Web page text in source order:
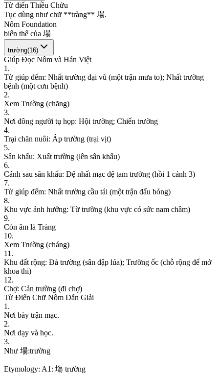
Từ điển Thiều Chửu
Tục dùng như chữ **tràng** 場.
Nôm Foundation
biến thể của 場
trường(16)
Giúp Đọc Nôm và Hán Việt
1 .
Từ giúp đếm: Nhất trường đại vũ (một trận mưa to); Nhất trường
bệnh (một cơn bệnh)
2.
Xem Trường (chăng)
3.
Nơi đông người tụ họp: Hội trường; Chiến trường
4.
Trại chăn nuôi: Áp trường (trại vịt)
5.
Sân khấu: Xuất trường (lên sân khấu)
6.
Cảnh sau sân khấu: Đệ nhất mạc đệ tam trường (hồi 1 cảnh 3)
7.
Từ giúp đếm: Nhất trường cầu tái (một trận đấu bóng)
8.
Khu vực ảnh hưởng: Từ trường (khu vực có sức nam châm)
9.
Còn âm là Tràng
10.
Xem Trường (cháng)
11 .
Khu đất rộng: Đả trường (sân đập lúa); Trường ốc (chỗ rộng để mở
khoa thi)
12.
Chợ: Cản trường (đi chợ)
Từ Điển Chữ Nôm Dẫn Giải
1 .
Nơi bày trận mạc.
2.
Nơi dạy và học.
3.
Như 場:trường
Etymology: A1: 塲 trường